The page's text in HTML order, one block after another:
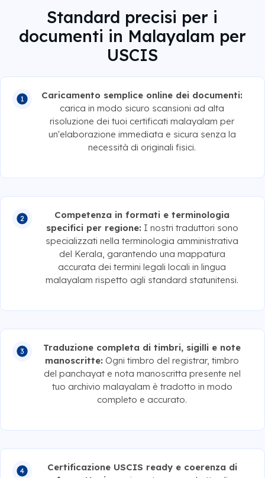
Standard precisi per i
documenti in Malayalam per
USCIS
Caricamento semplice online dei documenti:
carica in modo sicuro scansioni ad alta
risoluzione dei tuoi certificati malayalam per
un'elaborazione immediata e sicura senza la
necessità di originali fisici.
Competenza in formati e terminologia
specifici per regione: I nostri traduttori sono
specializzati nella terminologia amministrativa
del Kerala, garantendo una mappatura
accurata dei termini legali locali in lingua
malayalam rispetto agli standard statunitensi.
Traduzione completa di timbri, sigilli e note
manoscritte: Ogni timbro del registrar, timbro
del panchayat e nota manoscritta presente nel
tuo archivio malayalam è tradotto in modo
completo e accurato.
Certificazione USCIS ready e coerenza di